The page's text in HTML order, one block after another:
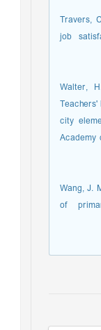
Travers,
job
Walter,
city
Wang,
of